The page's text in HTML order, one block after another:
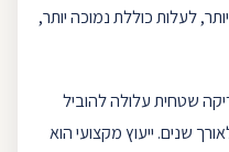
לעלות כוללת נמוכה יותר,
שטחית עלולה להוביל
שנים. ייעוץ מקצועי הוא